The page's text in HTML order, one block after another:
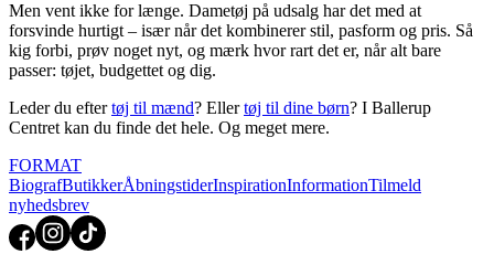
Men vent ikke for længe. Dametøj på udsalg har det med at
forsvinde hurtigt – især når det kombinerer stil, pasform og pris. Så
kig forbi, prøv noget nyt, og mærk hvor rart det er, når alt bare
passer: tøjet, budgettet og dig.
Leder du eftertøj til mænd? Ellertøj til dine børn? I Ballerup
Centret kan du finde det hele. Og meget mere.
FORMAT
BiografButikkerÅbningstiderInspirationInformationTilmeld
nyhedsbrev